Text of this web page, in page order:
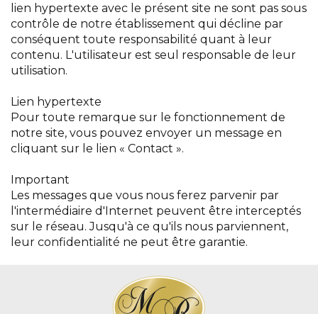
lien hypertexte avec le présent site ne sont pas sous
contrôle de notre établissement qui décline par
conséquent toute responsabilité quant à leur
contenu. L'utilisateur est seul responsable de leur
utilisation.
Lien hypertexte
Pour toute remarque sur le fonctionnement de
notre site, vous pouvez envoyer un message en
cliquant sur le lien « Contact ».
Important
Les messages que vous nous ferez parvenir par
l'intermédiaire d'Internet peuvent être interceptés
sur le réseau. Jusqu'à ce qu'ils nous parviennent,
leur confidentialité ne peut être garantie.